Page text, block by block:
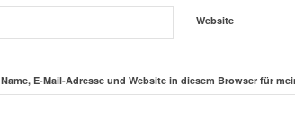
Website
Name, E-Mail-Adresse und Website in diesem Browser für